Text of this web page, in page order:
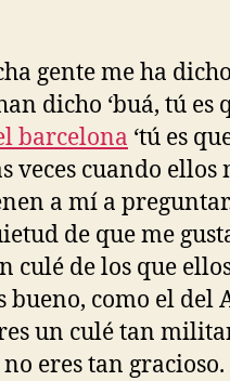
gente me ha
dicho ‘buá, tú es
barcelona ‘tú es
veces cuando ellos
a mí a
de que me
culé de los que
bueno, como el del
un culé tan
eres tan